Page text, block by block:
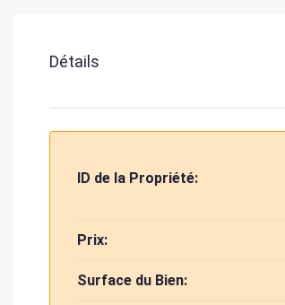
Détails
ID de la Propriété:
Prix:
Surface du Bien: